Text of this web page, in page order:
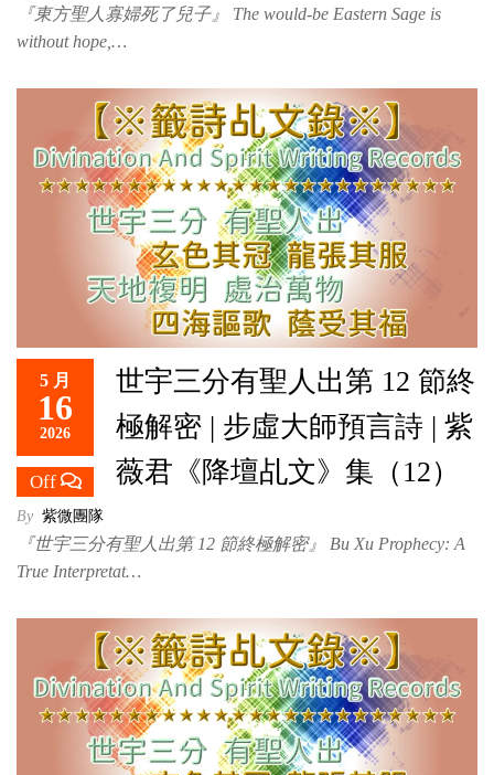
『東方聖人寡婦死了兒子』 The would-be Eastern Sage is
without hope,…
5 月
16
2026
Off
世宇三分有聖人出第 12 節終
極解密 | 步虛大師預言詩 | 紫
薇君《降壇乩文》集（12）
By 紫微團隊
『世宇三分有聖人出第 12 節終極解密』 Bu Xu Prophecy: A
True Interpretat…